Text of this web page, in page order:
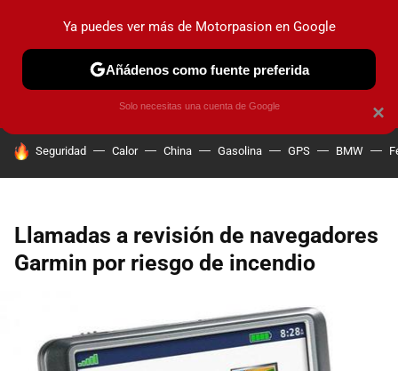
PRUEBAS COCHES ELÉCTRICOS OBSERVATORIO
HOY SE HABLA DE
Seguridad Calor China Gasolina GPS BMW
Llamadas a revisión de navegadores
Garmin por riesgo de incendio
×
Ya puedes ver más de Motorpasion en Google
Añádenos como fuente preferida
Solo necesitas una cuenta de Google